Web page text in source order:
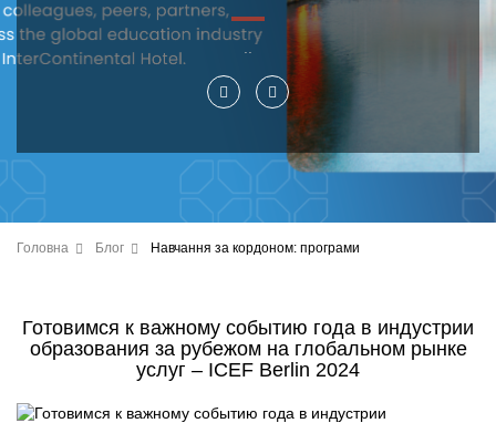
Головна Блог Навчання за кордоном: програми
Готовимся к важному событию года в индустрии
образования за рубежом на глобальном рынке
услуг – ICEF Berlin 2024